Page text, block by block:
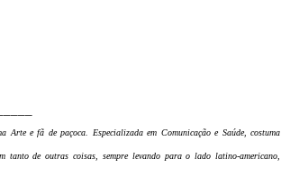
Arte e fã de paçoca. Especializada em Comunicação e Saúde, costuma
tanto de outras coisas, sempre levando para o lado latino-americano,